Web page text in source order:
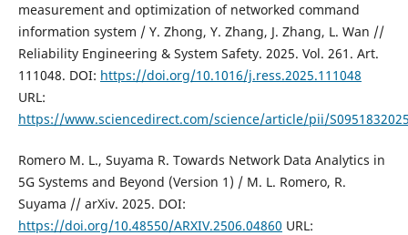
measurement and optimization of networked command
information system / Y. Zhong, Y. Zhang, J. Zhang, L. Wan //
Reliability Engineering & System Safety. 2025. Vol. 261. Art.
111048. DOI: https://doi.org/10.1016/j.ress.2025.111048
URL:
https://www.sciencedirect.com/science/article/pii/
Romero M. L., Suyama R. Towards Network Data Analytics in
5G Systems and Beyond (Version 1) / M. L. Romero, R.
Suyama // arXiv. 2025. DOI:
https://doi.org/10.48550/ARXIV.2506.04860 URL: